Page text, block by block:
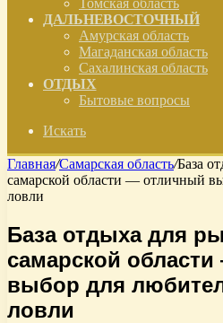
Томская область
ДАЛЬНЕВОСТОЧНЫЙ
Амурская область
Магаданская область
Сахалинская область
ОТДЫХ
Бытовые вопросы
Искать
Главная/Самарская область/База
самарской области — отличный
ловли
База отдыха для
самарской
выбор для
ловли